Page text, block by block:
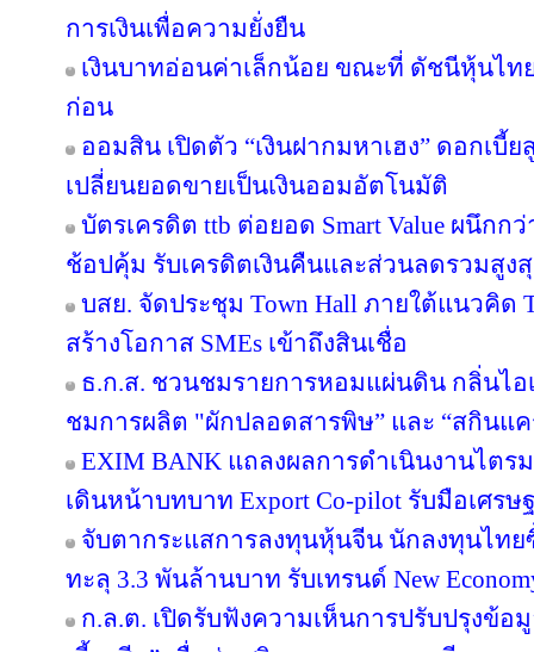
การเงินเพื่อความยั่งยืน
เงินบาทอ่อนค่าเล็กน้อย ขณะที่ ดัชนีหุ้นไท
ก่อน
ออมสิน เปิดตัว “เงินฝากมหาเฮง” ดอกเบี้
เปลี่ยนยอดขายเป็นเงินออมอัตโนมัติ
บัตรเครดิต ttb ต่อยอด Smart Value ผนึก
ช้อปคุ้ม รับเครดิตเงินคืนและส่วนลดรวมสูง
บสย. จัดประชุม Town Hall ภายใต้แนวคิด
สร้างโอกาส SMEs เข้าถึงสินเชื่อ
ธ.ก.ส. ชวนชมรายการหอมแผ่นดิน กลิ่นไ
ชมการผลิต "ผักปลอดสารพิษ” และ “สกินแ
EXIM BANK แถลงผลการดำเนินงานไตร
เดินหน้าบทบาท Export Co-pilot รับมือเศรษ
จับตากระแสการลงทุนหุ้นจีน นักลงทุนไทยซื้
ทะลุ 3.3 พันล้านบาท รับเทรนด์ New
ก.ล.ต. เปิดรับฟังความเห็นการปรับปรุงข้อ